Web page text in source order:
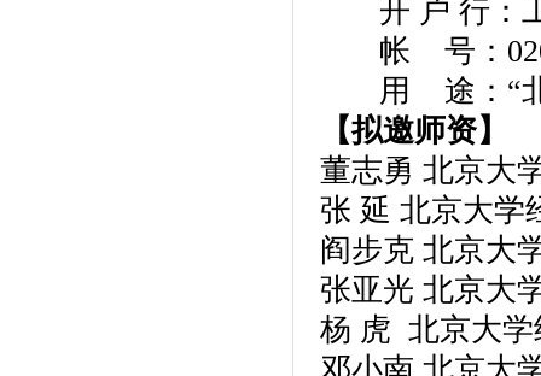
开 户 行：工
帐 号：
用 途：“北
【拟邀师资】
董志勇 北京大
张 延 北京大学
阎步克 北京大
张亚光 北京大
杨 虎 北京大学